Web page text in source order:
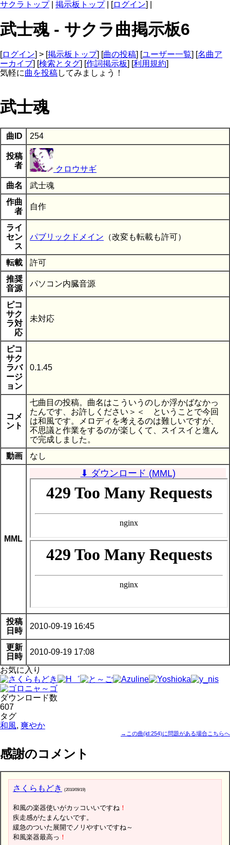
サクラトップ| 掲示板トップ| [ログイン] |
武士魂 - サクラ曲掲示板6
[ログイン] > [掲示板トップ] [曲の投稿] [ユーザー一覧] [名曲ア
ーカイブ] [検索とタグ] [作詞掲示板] [利用規約]
気軽に曲を投稿してみましょう！
武士魂
曲ID 254
投稿
者
クロウサギ
曲名
武士魂
作曲
者
自作
ライ
セン
ス
パブリックドメイン （改変も転載も許可）
転載
許可
推奨
音源
パソコン内臓音源
ピコ
サク
ラ対
応
未対応
ピコ
サク
ラバ
ージ
ョン
0.1.45
コメ
ント
七曲目の投稿。曲名はこういうのしか浮かばなかっ
たんです、お許しください＞＜ ということで今回
は和風です。メロディを考えるのは難しいですが、
不思議と作業をするのが楽しくて、スイスイと進ん
で完成しました。
動画
なし
MML
⬇ ダウンロード (MML)
投稿
日時
2010-09-19 16:45
更新
日時
2010-09-19 17:08
お気に入り
ダウンロード数
607
タグ
和風, 爽やか
→この曲(id:254)に問題がある場合こちらへ
感謝のコメント
さくらもどき (2010/09/19)
和風の楽器使いがカッコいいですね ！
疾走感がたまんないです。
緩急のついた展開でノリやすいですね～
和風楽器最高っ ！